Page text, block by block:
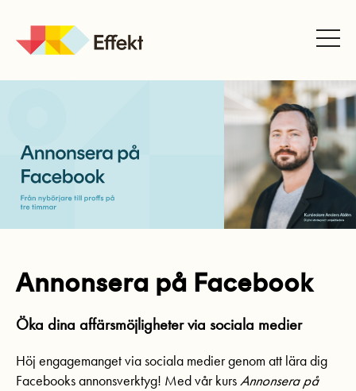
Effekt
Annonsera på Facebook
Öka dina affärsmöjligheter via sociala medier
Höj engagemanget via sociala medier genom att lära dig
Facebooks annonsverktyg! Med vår kursAnnonsera på